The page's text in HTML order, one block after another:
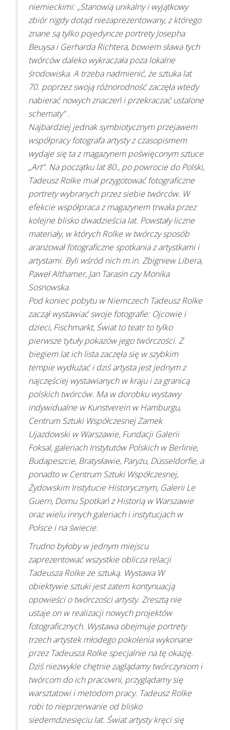
niemieckimi: „Stanowią unikalny i wyjątkowy
zbiór nigdy dotąd niezaprezentowany, z którego
znane są tylko pojedyncze portrety Josepha
Beuysa i Gerharda Richtera, bowiem sława tych
twórców daleko wykraczała poza lokalne
środowiska. A trzeba nadmienić, że sztuka lat
70. poprzez swoją różnorodność zaczęła wtedy
nabierać nowych znaczeń i przekraczać ustalone
schematy” .
Najbardziej jednak symbiotycznym przejawem
współpracy fotografa artysty z czasopismem
wydaje się ta z magazynem poświęconym sztuce
„Art”. Na początku lat 80., po powrocie do Polski,
Tadeusz Rolke miał przygotować fotograficzne
portrety wybranych przez siebie twórców. W
efekcie współpraca z magazynem trwała przez
kolejne blisko dwadzieścia lat. Powstały liczne
materiały, w których Rolke w twórczy sposób
aranżował fotograficzne spotkania z artystkami i
artystami. Byli wśród nich m.in. Zbigniew Libera,
Paweł Althamer, Jan Tarasin czy Monika
Sosnowska.
Pod koniec pobytu w Niemczech Tadeusz Rolke
zaczął wystawiać swoje fotografie: Ojcowie i
dzieci, Fischmarkt, Świat to teatr to tylko
pierwsze tytuły pokazów jego twórczości. Z
biegiem lat ich lista zaczęła się w szybkim
tempie wydłużać i dziś artysta jest jednym z
najczęściej wystawianych w kraju i za granicą
polskich twórców. Ma w dorobku wystawy
indywidualne w Kunstverein w Hamburgu,
Centrum Sztuki Współczesnej Zamek
Ujazdowski w Warszawie, Fundacji Galerii
Foksal, galeriach Instytutów Polskich w Berlinie,
Budapeszcie, Bratysławie, Paryżu, Düsseldorfie, a
ponadto w Centrum Sztuki Współczesnej,
Żydowskim Instytucie Historycznym, Galerii Le
Guern, Domu Spotkań z Historią w Warszawie
oraz wielu innych galeriach i instytucjach w
Polsce i na świecie.
Trudno byłoby w jednym miejscu
zaprezentować wszystkie oblicza relacji
Tadeusza Rolke ze sztuką. Wystawa W
obiektywie sztuki jest zatem kontynuacją
opowieści o twórczości artysty. Zresztą nie
ustaje on w realizacji nowych projektów
fotograficznych. Wystawa obejmuje portrety
trzech artystek młodego pokolenia wykonane
przez Tadeusza Rolke specjalnie na tę okazję.
Dziś niezwykle chętnie zaglądamy twórczyniom i
twórcom do ich pracowni, przyglądamy się
warsztatowi i metodom pracy. Tadeusz Rolke
robi to nieprzerwanie od blisko
siedemdziesięciu lat. Świat artysty kręci się